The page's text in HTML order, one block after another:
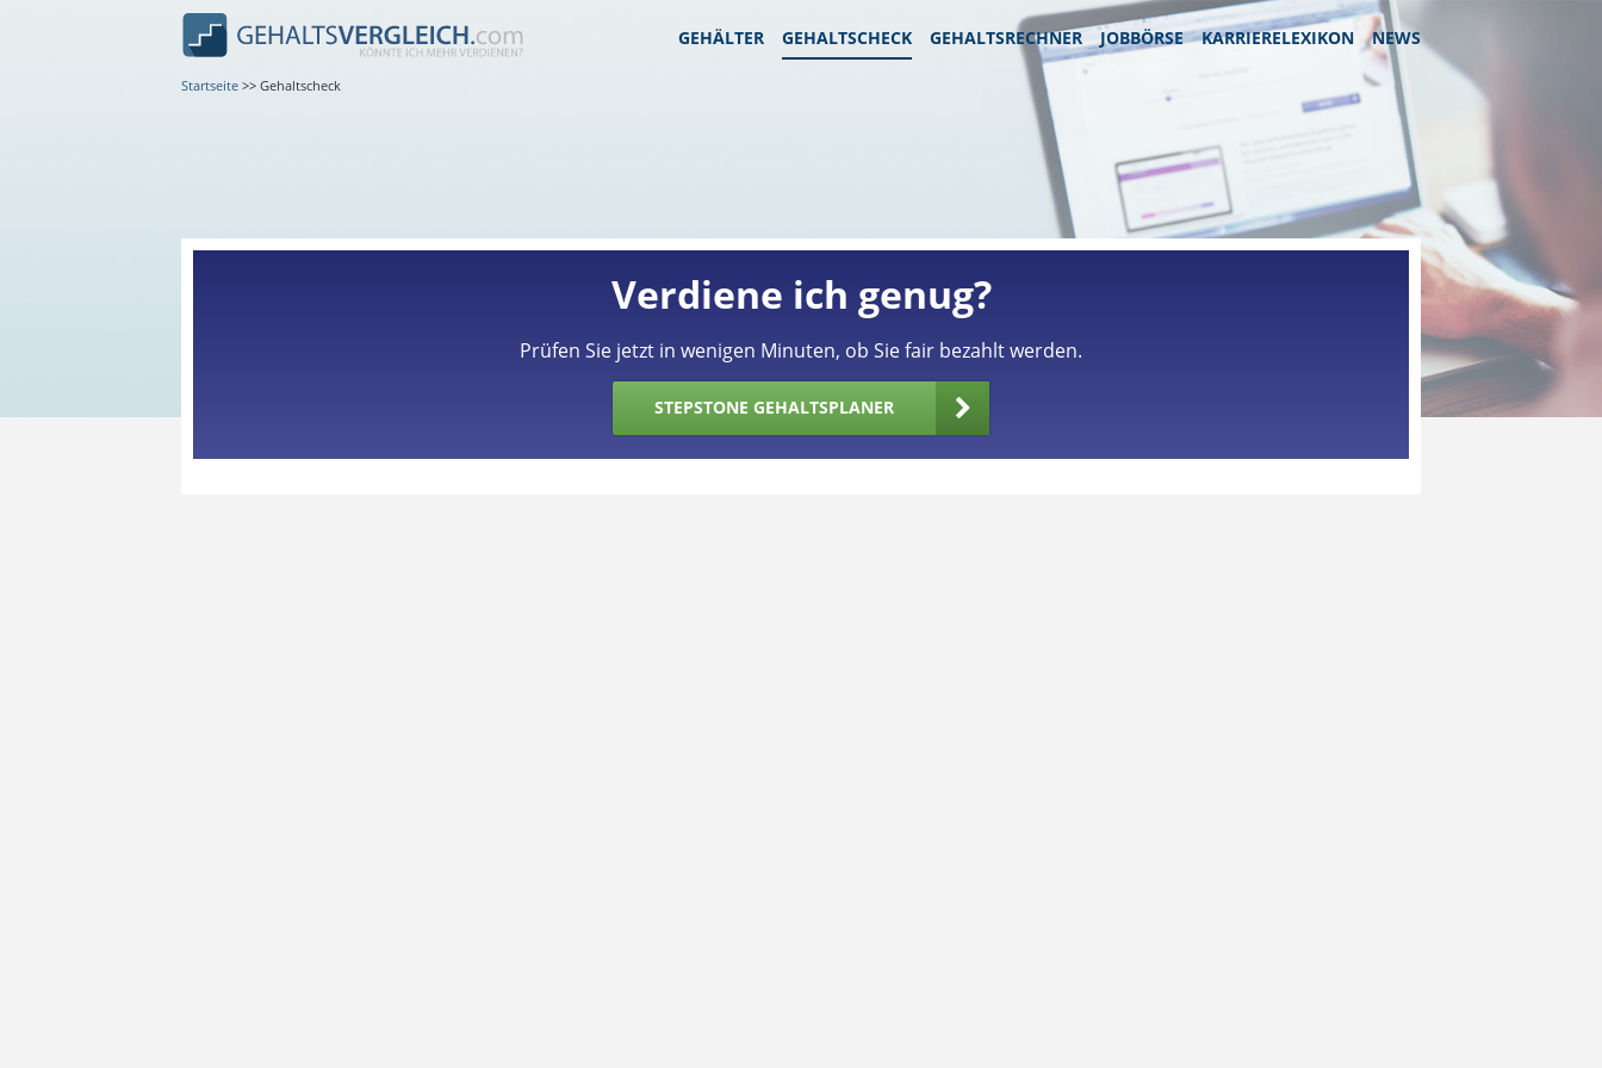
GEHÄLTER GEHALTSCHECK GEHALTSRECHNER JOBBÖRSE KARRIERELEXIKON NEWS
Startseite >> Gehaltscheck
Verdiene ich genug?
Prüfen Sie jetzt in wenigen Minuten, ob Sie fair bezahlt werden.
STEPSTONE GEHALTSPLANER